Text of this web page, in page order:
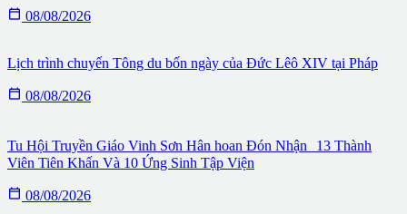
 08/08/2026
Lịch trình chuyến Tông du bốn ngày của Đức Lêô XIV tại Pháp
 08/08/2026
Tu Hội Truyền Giáo Vinh Sơn Hân hoan Đón Nhận 13 Thành
Viên Tiên Khấn Và 10 Ứng Sinh Tập Viện
 08/08/2026